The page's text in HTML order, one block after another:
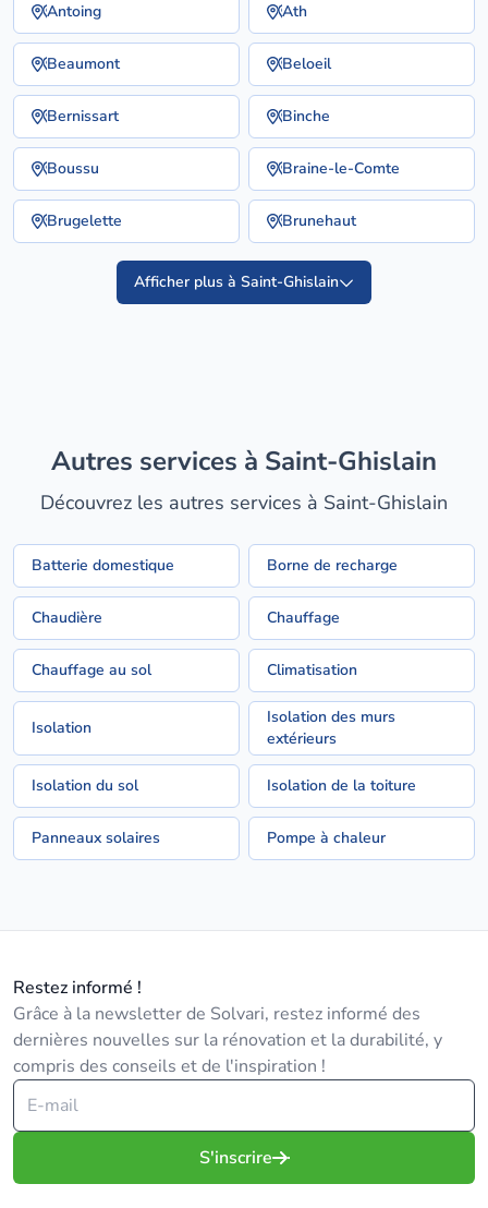
Antoing Ath
Beaumont Beloeil
Bernissart Binche
Boussu Braine-le-Comte
Brugelette Brunehaut
Afficher plus à Saint-Ghislain
Autres services à Saint-Ghislain
Découvrez les autres services à Saint-Ghislain
Batterie domestique Borne de recharge
Chaudière Chauffage
Chauffage au sol Climatisation
Isolation
Isolation des murs
extérieurs
Isolation du sol Isolation de la toiture
Panneaux solaires Pompe à chaleur
Restez informé !
Grâce à la newsletter de Solvari, restez informé des
dernières nouvelles sur la rénovation et la durabilité, y
compris des conseils et de l'inspiration !
S'inscrire